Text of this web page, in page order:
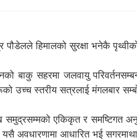
पौडेलले हिमालको सुरक्षा भनेकै
बाकु सहरमा जलवायु
उच्च स्तरीय सत्रलाई मंगलबार
समुद्रसम्मको एकिकृत र समष्टिगत
अवधारणामा आधारित भई